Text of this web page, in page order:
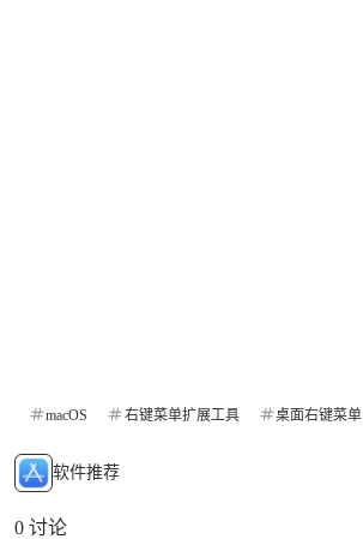
macOS 右键菜单扩展工具 桌面右键菜单
软件推荐
0 讨论